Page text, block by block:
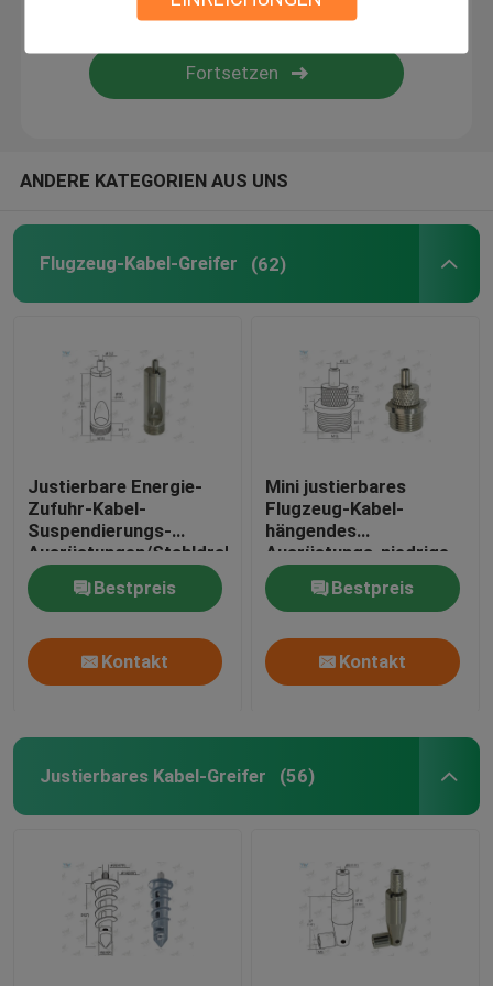
Drahtsuspendierungsausrüstung
Kabel-Anzeigen-Komponenten
Decken-Kabel-hängendes System
Lampen-Schwenker-Gelenk
ANDERE KATEGORIEN AUS UNS
Flugzeug-Kabel-Greifer (62)
Justierbare Energie-
Zufuhr-Kabel-
Suspendierungs-
Ausrüstungen/Stahldraht-
hängende Systeme
Bestpreis
Kontakt
Mini justierbares
Flugzeug-Kabel-
hängendes
Ausrüstungs-niedrige
Kosten-Höchstlast
20KG
Bestpreis
Kontakt
Justierbares Kabel-Greifer (56)